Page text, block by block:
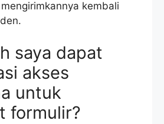
kembali
saya dapat
akses
untuk
formulir?